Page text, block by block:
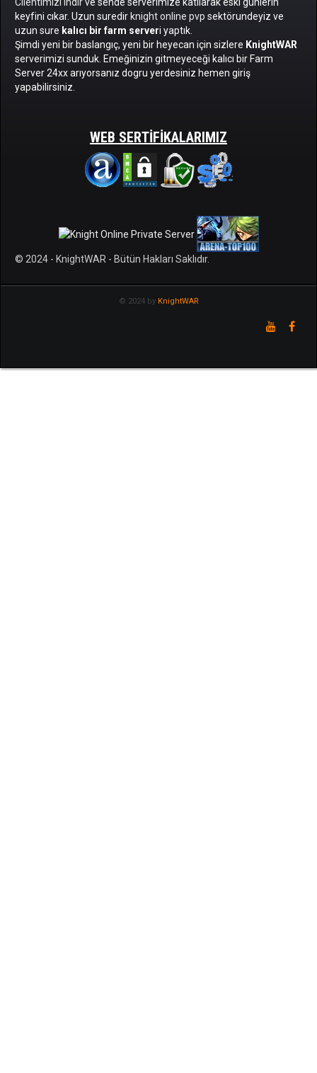
keyfini cıkar. Uzun suredir knight online pvp sektörundeyiz ve
uzun sure kalıcı bir farm serveri yaptık.
Şimdi yeni bir baslangıç, yeni bir heyecan için sizlere KnightWAR
serverimizi sunduk. Emeğinizin gitmeyeceği kalıcı bir Farm
Server 24xx arıyorsanız dogru yerdesiniz hemen giriş
yapabilirsiniz.
WEB SERTIFIKALARIMIZ
© 2024 - KnightWAR - Bütün Hakları Saklıdır.
© 2024 by KnightWAR